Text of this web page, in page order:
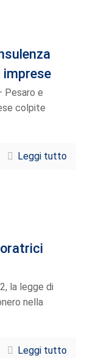
Pesaro e
colpite
Leggi tutto
la legge di
nella
Leggi tutto